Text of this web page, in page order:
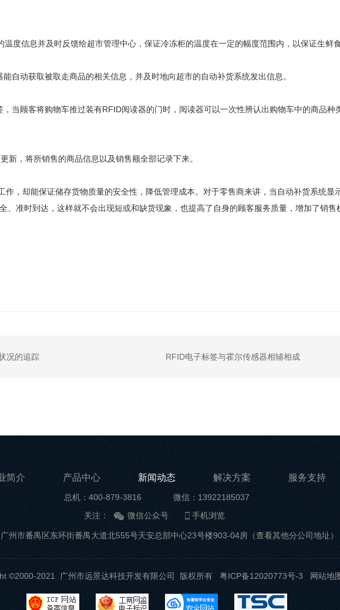
信息并及时反馈给超市管理中心，保证冷冻柜的温度在一定的幅度范围内，以保证生鲜食
动获取被取走商品的相关信息，并及时地向超市的自动补货系统发出信息。
顾客将购物车推过装有RFID阅读器的门时，阅读器可以一次性辨认出购物车中的商品种
，将所销售的商品信息以及销售额全部记录下来。
，却能保证储存货物质量的安全性，降低管理成本。对于零售商来讲，当自动补货系统显
准时到达，这样就不会出现短或和缺货现象，也提高了自身的顾客服务质量，增加了销售
况的追踪 RFID电子标签与霍尔传感器相辅相成
简介 产品中心 新闻动态 解决方案 服务支持
总机：400-879-3816
微信：13922185037
关注：
微信公众号 手机浏览
州市番禺区东环街番禺大道北555号天安总部中心23号楼903-04房（查看其他分公司地址）
©2000-2021 广州市远景达科技开发有限公司 版权所有 粤ICP备12020773号-3 网站地